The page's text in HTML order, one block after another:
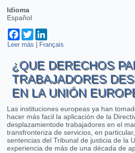
Idioma
Español
Facebook
Twitter
Leer más sobre ¿Que derechos para los
Français
¿QUE DERECHOS
TRABAJADORES
EN LA UNIÓN
Las instituciones europeas ya han
hacer más facil la aplicación de la
desplazamientode trabajadores en el
transfronteriza de servicios, en
sentencias del Tribunal de justicia de la
experiencia de más de una década de